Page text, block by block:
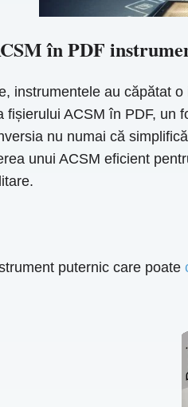
în PDF
instrumentele au căpătat
ACSM în PDF,
nu numai că
unui ACSM eficient
puternic care poate